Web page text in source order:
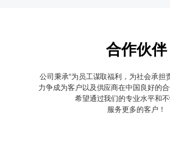
合作伙伴
公司秉承“为员工谋取福利，为社会承担
力争成为客户以及供应商在中国良好的
希望通过我们的专业水平和不
服务更多的客户！